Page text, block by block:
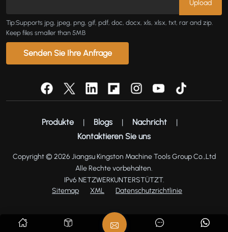
Tip:Supports jpg, jpeg, png, gif, pdf, doc, docx, xls, xlsx, txt, rar and zip.
Keep files smaller than 5MB
Senden Sie Ihre Anfrage
Produkte | Blogs | Nachricht
|
Kontaktieren Sie uns
Copyright © 2026 Jiangsu Kingston Machine Tools Group Co.,Ltd
Alle Rechte vorbehalten.
IPv6 NETZWERKUNTERSTÜTZT.
Sitemap
XML Datenschutzrichtlinie